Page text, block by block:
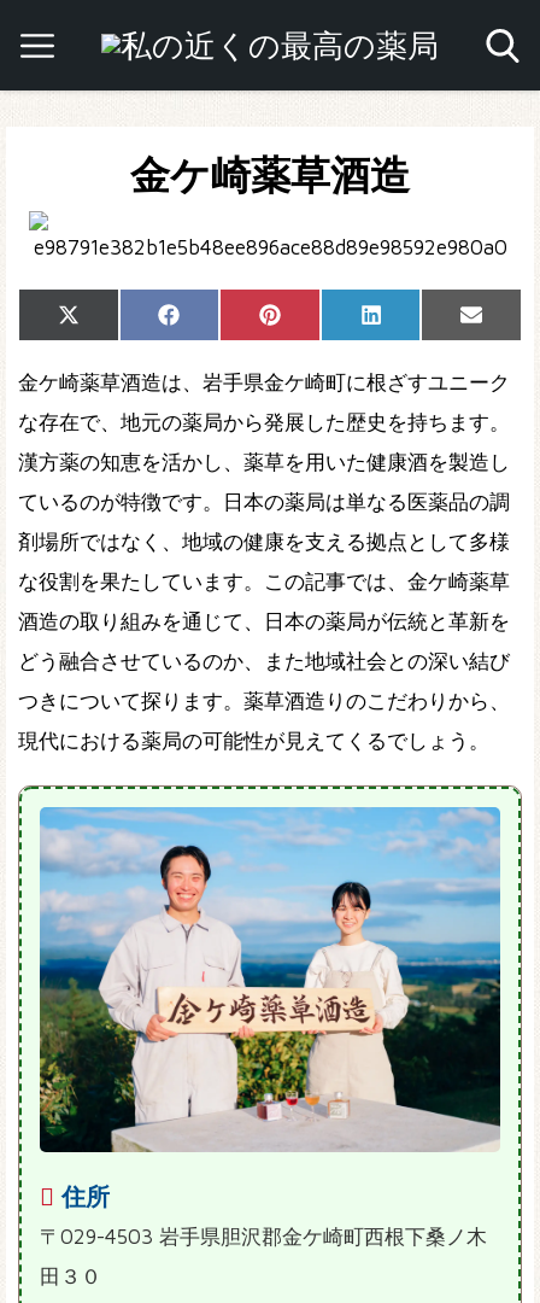
金ケ崎薬草酒造
Share
on
X
(Twitter)
Share
on
Facebook Share
on
Pinterest Share
on
LinkedIn
Share
on
Email
金ケ崎薬草酒造は、岩手県金ケ崎町に根ざすユニーク
な存在で、地元の薬局から発展した歴史を持ちます。
漢方薬の知恵を活かし、薬草を用いた健康酒を製造し
ているのが特徴です。日本の薬局は単なる医薬品の調
剤場所ではなく、地域の健康を支える拠点として多様
な役割を果たしています。この記事では、金ケ崎薬草
酒造の取り組みを通じて、日本の薬局が伝統と革新を
どう融合させているのか、また地域社会との深い結び
つきについて探ります。薬草酒造りのこだわりから、
現代における薬局の可能性が見えてくるでしょう。
住所
〒029-4503 岩手県胆沢郡金ケ崎町西根下桑ノ木
田３０